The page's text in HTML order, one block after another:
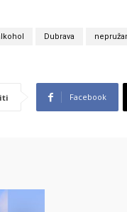
Dubrava
Facebook